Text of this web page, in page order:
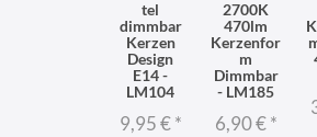
tel
dimmbar
Kerzen
Design
E14 -
LM104
9,95 €*
2700K
470lm
Kerzenfor
m
Dimmbar
- LM185
6,90 €*